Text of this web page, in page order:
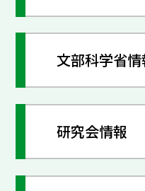
文部科学省情
研究会情報